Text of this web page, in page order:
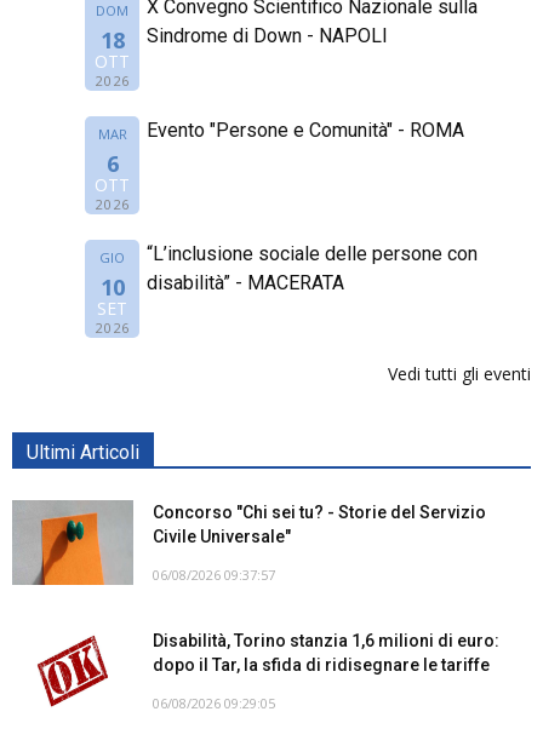
DOM
18
OTT
2026
X Convegno Scientifico Nazionale sulla
Sindrome di Down - NAPOLI
MAR
6
OTT
2026
Evento "Persone e Comunità" - ROMA
GIO
10
SET
2026
“L’inclusione sociale delle persone con
disabilità” - MACERATA
Vedi tutti gli eventi
Ultimi Articoli
Concorso "Chi sei tu? - Storie del Servizio
Civile Universale"
06/08/2026 09:37:57
Disabilità, Torino stanzia 1,6 milioni di euro:
dopo il Tar, la sfida di ridisegnare le tariffe
06/08/2026 09:29:05